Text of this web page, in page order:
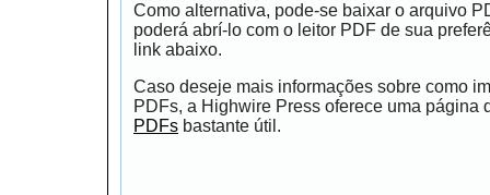
Como alternativa, pode-se baixar o arquivo
poderá abrí-lo com o leitor PDF de sua
link abaixo.
Caso deseje mais informações sobre como
PDFs, a Highwire Press oferece uma página
PDFs bastante útil.